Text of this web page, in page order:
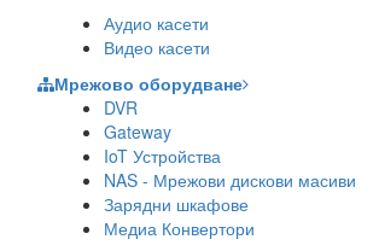
Аудио касети
Видео касети
Мрежово оборудване
DVR
Gateway
IoT Устройства
NAS - Мрежови дискови масиви
Зарядни шкафове
Медиа Конвертори